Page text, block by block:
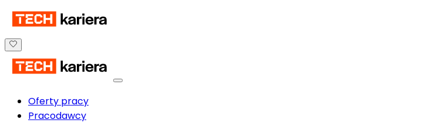
Oferty pracy
Pracodawcy